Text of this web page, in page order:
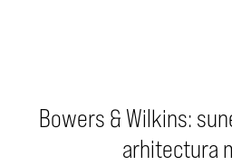
Bowers & Wilkins:
arhitectura